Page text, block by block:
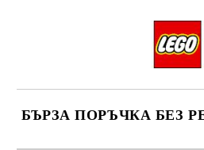
БЪРЗА ПОРЪЧКА БЕЗ